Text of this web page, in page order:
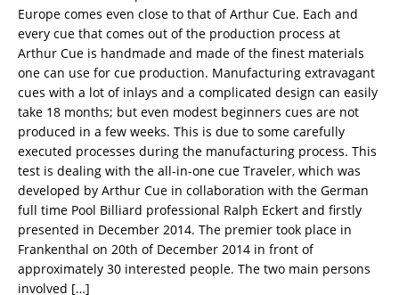
Europe comes even close to that of Arthur Cue. Each and
every cue that comes out of the production process at
Arthur Cue is handmade and made of the finest materials
one can use for cue production. Manufacturing extravagant
cues with a lot of inlays and a complicated design can easily
take 18 months; but even modest beginners cues are not
produced in a few weeks. This is due to some carefully
executed processes during the manufacturing process. This
test is dealing with the all-in-one cue Traveler, which was
developed by Arthur Cue in collaboration with the German
full time Pool Billiard professional Ralph Eckert and firstly
presented in December 2014. The premier took place in
Frankenthal on 20th of December 2014 in front of
approximately 30 interested people. The two main persons
involved […]